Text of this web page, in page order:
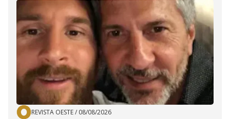
REVISTA OESTE/ 08/08/2026